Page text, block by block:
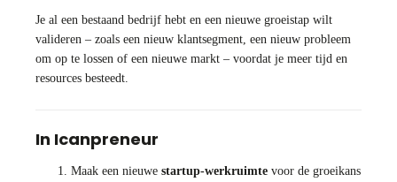
Je al een bestaand bedrijf hebt en een nieuwe groeistap wilt
valideren – zoals een nieuw klantsegment, een nieuw probleem
om op te lossen of een nieuwe markt – voordat je meer tijd en
resources besteedt.
In Icanpreneur
Maak een nieuwe startup-werkruimte voor de groeikans